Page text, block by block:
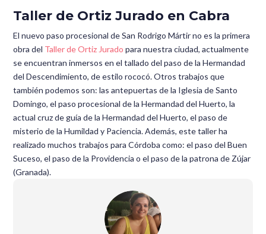
Taller de Ortiz Jurado en Cabra
El nuevo paso procesional de San Rodrigo Mártir no es la primera
obra del Taller de Ortiz Jurado para nuestra ciudad, actualmente
se encuentran inmersos en el tallado del paso de la Hermandad
del Descendimiento, de estilo rococó. Otros trabajos que
también podemos son: las antepuertas de la Iglesia de Santo
Domingo, el paso procesional de la Hermandad del Huerto, la
actual cruz de guía de la Hermandad del Huerto, el paso de
misterio de la Humildad y Paciencia. Además, este taller ha
realizado muchos trabajos para Córdoba como: el paso del Buen
Suceso, el paso de la Providencia o el paso de la patrona de Zújar
(Granada).